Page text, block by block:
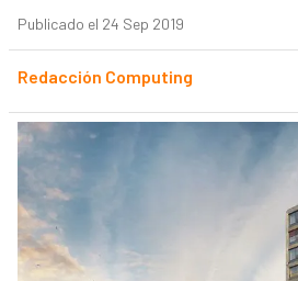
Publicado el 24 Sep 2019
Redacción Computing